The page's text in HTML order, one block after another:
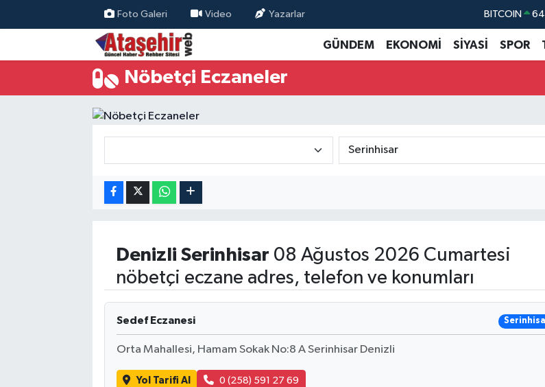
Foto Galeri Video Yazarlar BITCOIN
DOLAR
EURO
BİST100
GÜNDEM EKONOMİ SİYASİ SPOR
Nöbetçi Eczaneler
Denizli Serinhisar 08 Ağustos 2026 Cumartesi
nöbetçi eczane adres, telefon ve konumları
Sedef Eczanesi
Orta Mahallesi, Hamam Sokak No:8 A Serinhisar Denizli
Yol Tarifi Al 0 (258) 591 27 69
Hava Durumu
Trafik Durumu
Süper Lig Puan Durumu ve Fikstür
Son Dakika Haberleri